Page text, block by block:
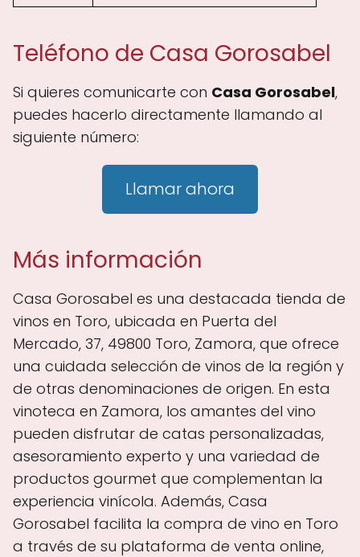
Teléfono de Casa Gorosabel
Si quieres comunicarte con Casa Gorosabel,
puedes hacerlo directamente llamando al
siguiente número:
Llamar ahora
Más información
Casa Gorosabel es una destacada tienda de
vinos en Toro, ubicada en Puerta del
Mercado, 37, 49800 Toro, Zamora, que ofrece
una cuidada selección de vinos de la región y
de otras denominaciones de origen. En esta
vinoteca en Zamora, los amantes del vino
pueden disfrutar de catas personalizadas,
asesoramiento experto y una variedad de
productos gourmet que complementan la
experiencia vinícola. Además, Casa
Gorosabel facilita la compra de vino en Toro
a través de su plataforma de venta online,